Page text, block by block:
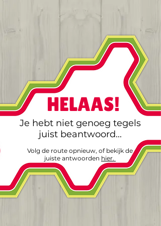
HELAAS!
Je hebt niet genoeg tegels
juist beantwoord...
Volg de route opnieuw, of bekijk de
juiste antwoorden hier.